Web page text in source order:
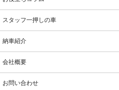
スタッフ一押しの車
納車紹介
会社概要
お問い合わせ